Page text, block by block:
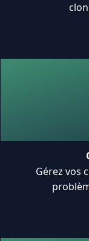
Gérez vos